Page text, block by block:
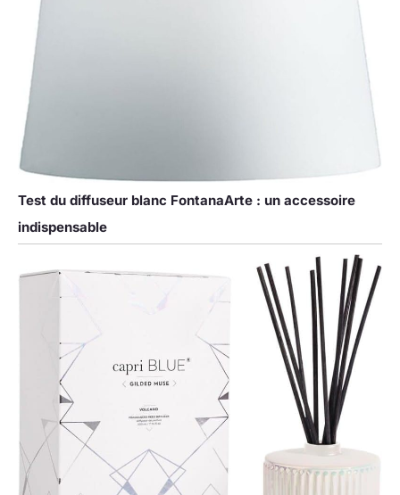
Test du diffuseur blanc FontanaArte : un accessoire
indispensable